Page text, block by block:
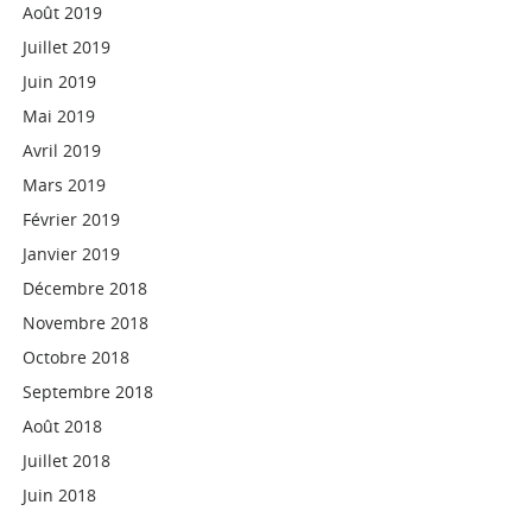
Août 2019
Juillet 2019
Juin 2019
Mai 2019
Avril 2019
Mars 2019
Février 2019
Janvier 2019
Décembre 2018
Novembre 2018
Octobre 2018
Septembre 2018
Août 2018
Juillet 2018
Juin 2018